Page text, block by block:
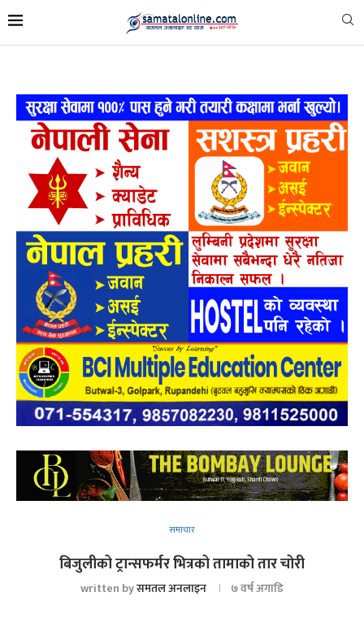
समाचार
बिजुलीको ट्रान्सफर्मर भित्रको तामाको तार चोरी
written byसमतल अनलाइन ७ वर्ष अगाडि